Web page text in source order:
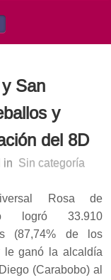
San
y
del 8D
in Sin categoría
Rosa de
logró 33.910
(87,74% de los
le ganó la alcaldía
(Carabobo) al